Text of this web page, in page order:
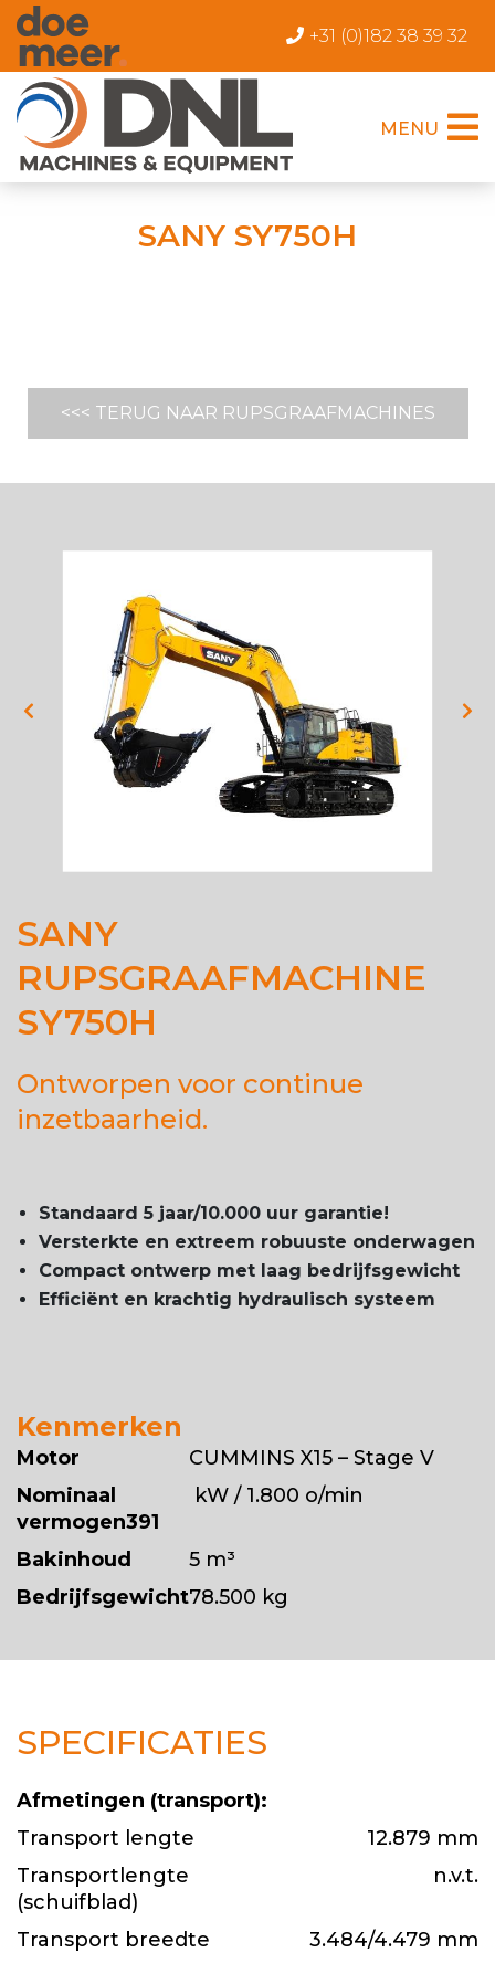
+31 (0)182 38 39 32
MENU
SANY SY750H
<<< TERUG NAAR RUPSGRAAFMACHINES
SANY
RUPSGRAAFMACHINE
SY750H
Ontworpen voor continue
inzetbaarheid.
Standaard 5 jaar/10.000 uur garantie!
Versterkte en extreem robuuste onderwagen
Compact ontwerp met laag bedrijfsgewicht
Efficiënt en krachtig hydraulisch systeem
Kenmerken
Motor
CUMMINS X15 – Stage V
Nominaal
vermogen391
kW / 1.800 o/min
Bakinhoud
5 m³
Bedrijfsgewicht78.500 kg
SPECIFICATIES
Afmetingen (transport):
Transport lengte
12.879 mm
Transportlengte
(schuifblad)
n.v.t.
Transport breedte
3.484/4.479 mm